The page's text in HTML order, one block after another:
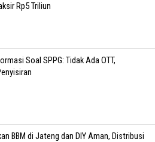
Rp5 Triliun
Soal SPPG: Tidak Ada OTT,
BBM di Jateng dan DIY Aman, Distribusi